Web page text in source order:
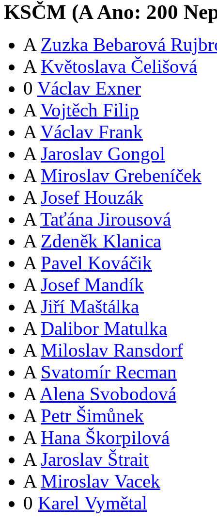
KSČM (AAno: 200
A Zuzka Bebarová
A Květoslava Čelišová
0 Václav Exner
A Vojtěch Filip
A Václav Frank
A Jaroslav Gongol
A Miroslav Grebeníček
A Josef Houzák
A Taťána Jirousová
A Zdeněk Klanica
A Pavel Kováčik
A Josef Mandík
A Jiří Maštálka
A Dalibor Matulka
A Miloslav Ransdorf
A Svatomír Recman
A Alena Svobodová
A Petr Šimůnek
A Hana Škorpilová
A Jaroslav Štrait
A Miroslav Vacek
0 Karel Vymětal